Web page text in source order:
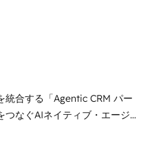
合する「Agentic CRM パー